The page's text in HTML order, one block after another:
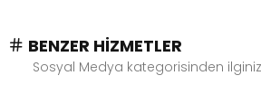
BENZER HIZMETLER
Sosyal Medya kategorisinden